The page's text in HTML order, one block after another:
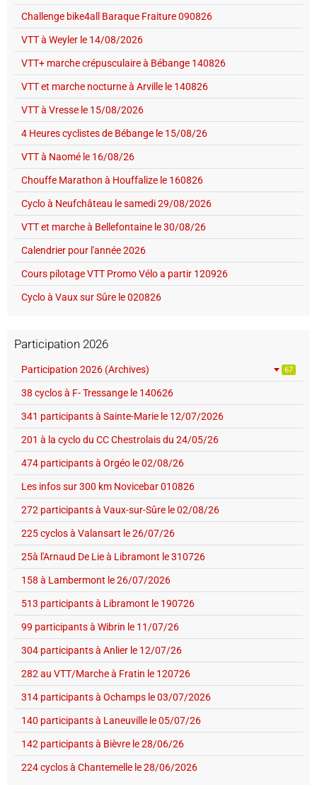
Challenge bike4all Baraque Fraiture 090826
VTT à Weyler le 14/08/2026
VTT+ marche crépusculaire à Bébange 140826
VTT et marche nocturne à Arville le 140826
VTT à Vresse le 15/08/2026
4 Heures cyclistes de Bébange le 15/08/26
VTT à Naomé le 16/08/26
Chouffe Marathon à Houffalize le 160826
Cyclo à Neufchâteau le samedi 29/08/2026
VTT et marche à Bellefontaine le 30/08/26
Calendrier pour l'année 2026
Cours pilotage VTT Promo Vélo a partir 120926
Cyclo à Vaux sur Sûre le 020826
Participation 2026
Participation 2026 (Archives) 67
38 cyclos à F- Tressange le 140626
341 participants à Sainte-Marie le 12/07/2026
201 à la cyclo du CC Chestrolais du 24/05/26
474 participants à Orgéo le 02/08/26
Les infos sur 300 km Novicebar 010826
272 participants à Vaux-sur-Sûre le 02/08/26
225 cyclos à Valansart le 26/07/26
25à l'Arnaud De Lie à Libramont le 310726
158 à Lambermont le 26/07/2026
513 participants à Libramont le 190726
99 participants à Wibrin le 11/07/26
304 participants à Anlier le 12/07/26
282 au VTT/Marche à Fratin le 120726
314 participants à Ochamps le 03/07/2026
140 participants à Laneuville le 05/07/26
142 participants à Bièvre le 28/06/26
224 cyclos à Chantemelle le 28/06/2026